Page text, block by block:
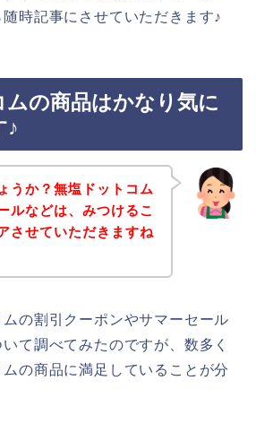
時記事にさせていただきます♪
の商品はかなり気に
♪
うか？無塩ドットコム
ルなどは、みつけるこ
させていただきますね
の割引クーポンやサマーセール
て調べてみたのですが、数多く
の商品に満足していることが分